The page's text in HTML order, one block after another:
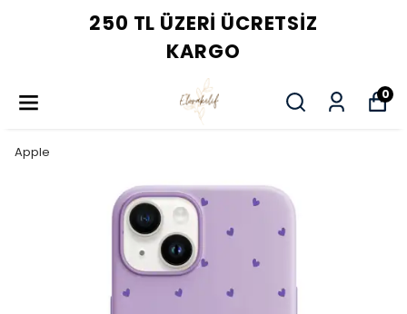
250 TL ÜZERI ÜCRETSIZ
KARGO
0
Apple